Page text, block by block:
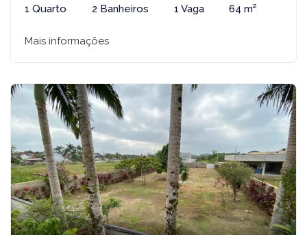
1 Quarto 2 Banheiros 1 Vaga 64 m²
Mais informações